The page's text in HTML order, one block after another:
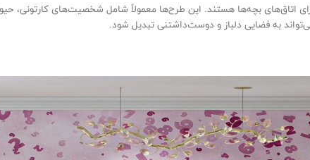
اتاق‌های بچه‌ها هستند. این طرح‌ها معمولاً شامل شخصیت‌های کارتونی،
به فضایی دلباز و دوست‌داشتنی تبدیل شود.